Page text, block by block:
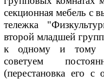
секционная мебель с
тележка
второй младшей
к одному и тому
советуем
(перестановка его с